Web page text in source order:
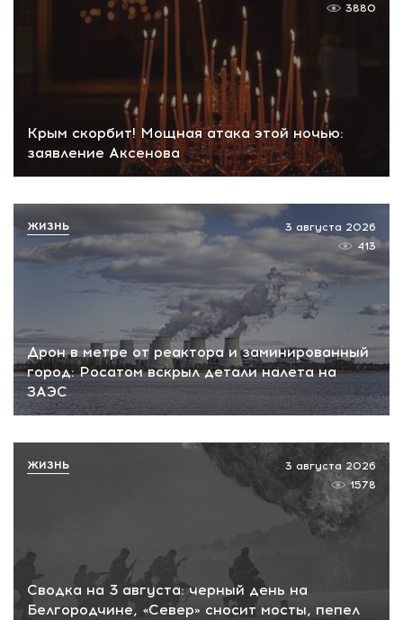
Крым скорбит! Мощная атака этой ночью:
заявление Аксенова
3880
Дрон в метре от реактора и заминированный
город: Росатом вскрыл детали налета на
ЗАЭС
3 августа 2026
413
ЖИЗНЬ
Сводка на 3 августа: черный день на
Белгородчине, «Север» сносит мосты, пепел
3 августа 2026
1578
ЖИЗНЬ